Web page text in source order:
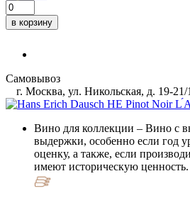
в корзину
Самовывоз
г. Москва, ул. Никольская, д. 19-21/1
Вино для коллекции – Вино с
выдержки, особенно если год
оценку, а также, если
имеют историческую ценность.